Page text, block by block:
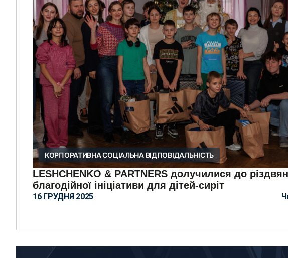
КОРПОРАТИВНА СОЦІАЛЬНА ВІДПОВІДАЛЬНІСТЬ
LESHCHENKO & PARTNERS долучилися до
благодійної ініціативи для дітей-сиріт
16 ГРУДНЯ 2025